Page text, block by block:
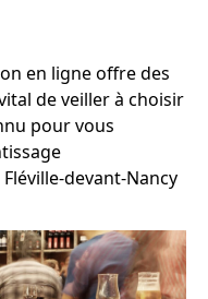
en ligne offre des
de veiller à choisir
pour vous
devant-Nancy